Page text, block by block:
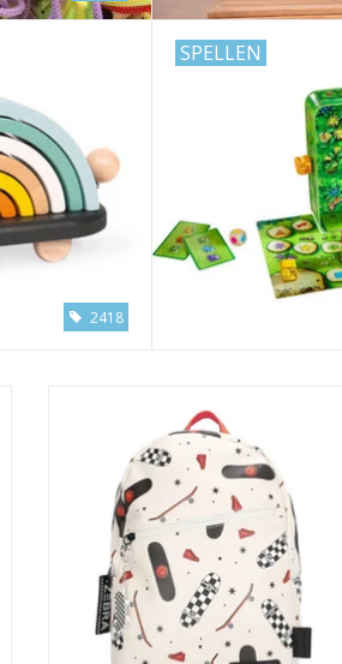
2418
SPELLEN
TOEVOEGEN AAN WINKELWAGEN